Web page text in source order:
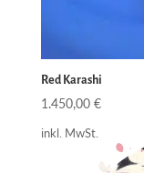
Red Karashi
1.450,00 €
inkl. MwSt.